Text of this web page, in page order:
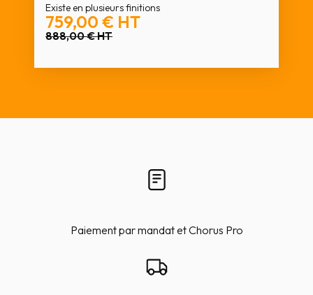
Existe en plusieurs finitions
759,00 € HT
888,00 €HT
Paiement par mandat et Chorus Pro